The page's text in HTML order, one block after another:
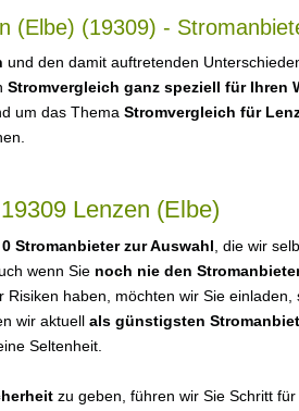
(Elbe) (19309) -
und den damit auftretenden
Stromvergleich ganz speziell für Ihren
um das Thema Stromvergleich für
Lenzen (Elbe)
0 Stromanbieter zur Auswahl , die wir
wenn Sie noch nie den
Risiken haben, möchten wir Sie einladen,
wir aktuell als günstigsten
Seltenheit.
zu geben, führen wir Sie Schritt für